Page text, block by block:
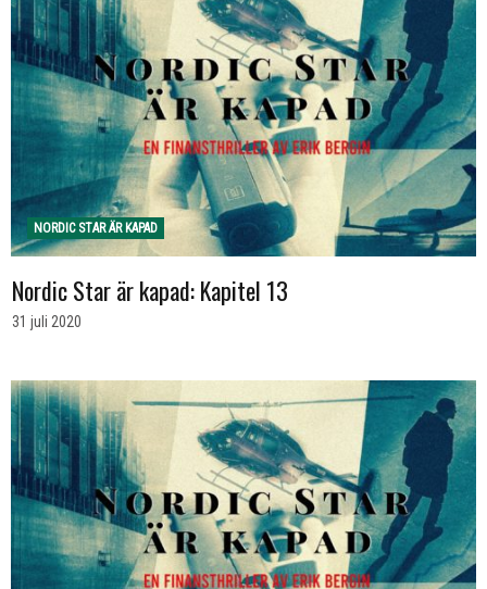
NORDIC STAR ÄR KAPAD
Nordic Star är kapad: Kapitel 13
31 juli 2020